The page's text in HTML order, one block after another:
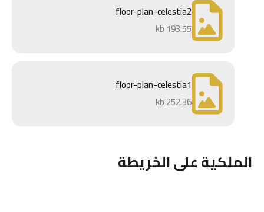
floor-plan-celestia2
193.55 kb
floor-plan-celestia1
252.36 kb
الملكية على الخريطة